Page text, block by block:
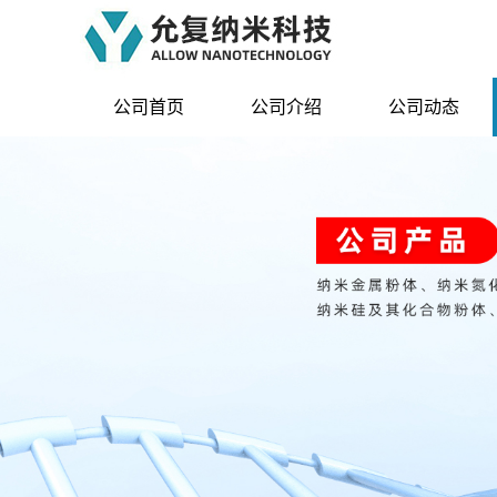
公司首页 公司介绍 公司动态